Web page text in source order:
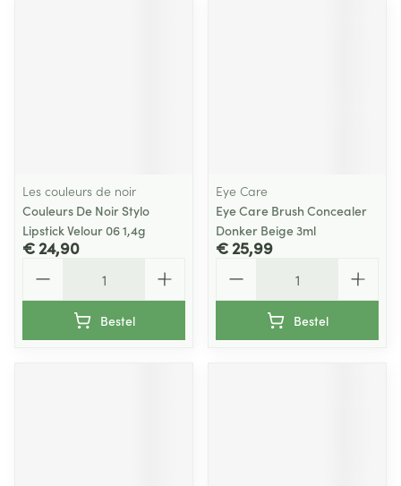
Les couleurs de noir
Couleurs De Noir Stylo
Lipstick Velour 06 1,4g
€ 24,90
Bestel
Eye Care
Eye Care Brush Concealer
Donker Beige 3ml
€ 25,99
Bestel